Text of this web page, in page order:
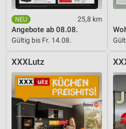
25,8 km
Angebote ab 08.08.
Gültig bis Fr. 14.08.
XXXLutz
Werbung